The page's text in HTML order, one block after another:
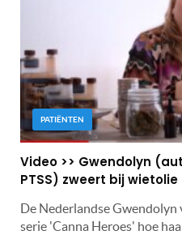
PATIËNTEN
Video >> Gwendolyn
PTSS) zweert bij wietolie
De Nederlandse
serie 'Canna Heroes' hoe